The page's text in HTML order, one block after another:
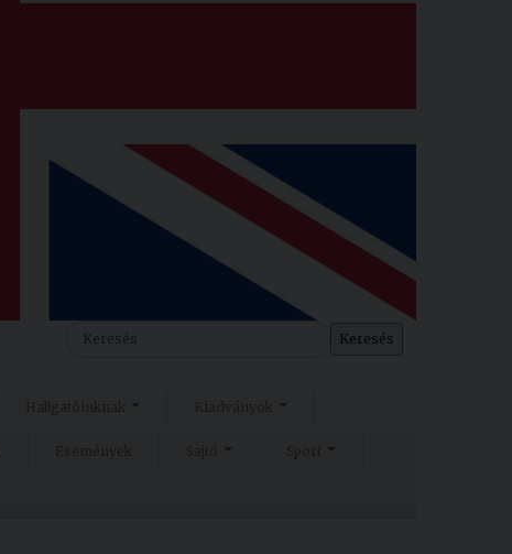
Keresés
Hallgatóinknak Kiadványok
Események Sajtó Sport